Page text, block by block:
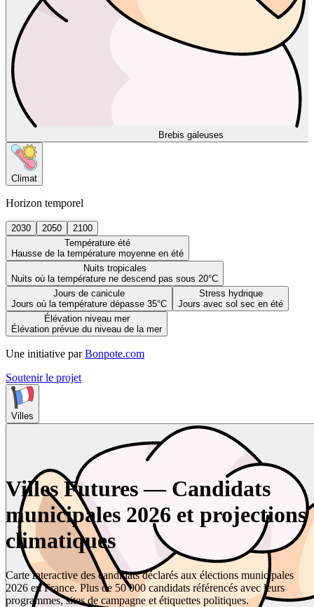
Brebis galeuses
Climat
Horizon temporel
2030 2050
2100
Température été
Hausse de la température moyenne en été
Nuits tropicales
Nuits où la température ne descend pas sous 20°C
Jours de canicule
Jours où la température dépasse 35°C
Stress hydrique
Jours avec sol sec en été
Élévation niveau mer
Élévation prévue du niveau de la mer
Une initiative par Bonpote.com
Soutenir le projet
Villes
Villes Futures — Candidats
municipales 2026 et projections
climatiques
Carte interactive des candidats déclarés aux élections municipales
2026 en France. Plus de 50 000 candidats référencés avec leurs
programmes, sites de campagne et étiquettes politiques.